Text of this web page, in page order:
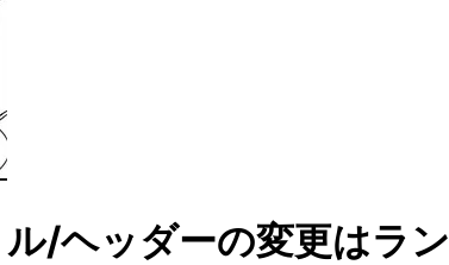
/ヘッダーの変更はラン